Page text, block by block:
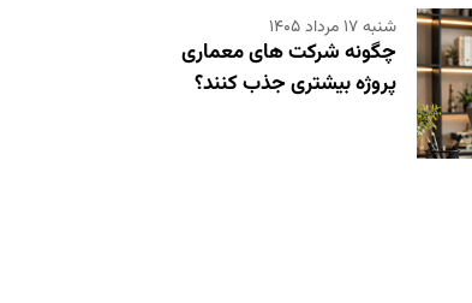
چگونه شرکت های معماری
پروژه بیشتری جذب کنند؟
شنبه ۱۷ مرداد ۱۴۰۵